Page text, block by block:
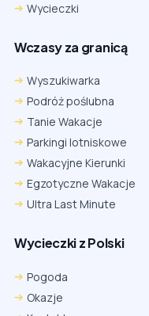
Wycieczki
Wczasy za granicą
Wyszukiwarka
Podróż poślubna
Tanie Wakacje
Parkingi lotniskowe
Wakacyjne Kierunki
Egzotyczne Wakacje
Ultra Last Minute
Wycieczki z Polski
Pogoda
Okazje
Firefox
Ustawienia →